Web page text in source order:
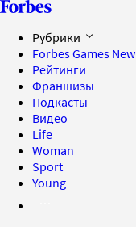
Рубрики
Forbes Games New
Рейтинги
Франшизы
Подкасты
Видео
Life
Woman
Sport
Young